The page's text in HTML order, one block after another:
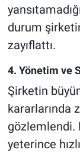
durum
zayıflattı.
4. Yönetim ve
Şirketin
kararlarında
gözlemlendi.
yeterince